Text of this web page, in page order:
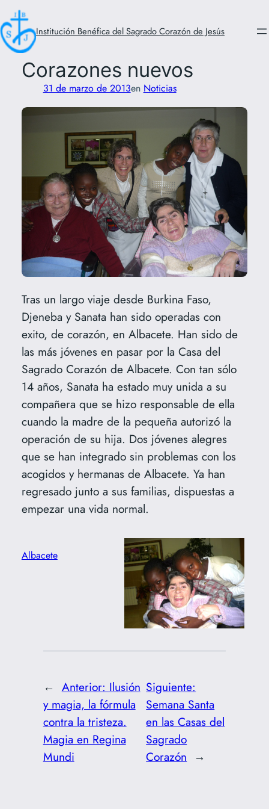
Saltar
al
contenido
Institución Benéfica del Sagrado Corazón de Jesús
Corazones nuevos
31 de marzo de 2013en Noticias
Tras un largo viaje desde Burkina Faso,
Djeneba y Sanata han sido operadas con
exito, de corazón, en Albacete. Han sido de
las más jóvenes en pasar por la Casa del
Sagrado Corazón de Albacete. Con tan sólo
14 años, Sanata ha estado muy unida a su
compañera que se hizo responsable de ella
cuando la madre de la pequeña autorizó la
operación de su hija. Dos jóvenes alegres
que se han integrado sin problemas con los
acogidos y hermanas de Albacete. Ya han
regresado junto a sus familias, dispuestas a
empezar una vida normal.
Albacete
← Anterior: Ilusión
y magia, la fórmula
contra la tristeza.
Magia en Regina
Mundi
Siguiente:
Semana Santa
en las Casas del
Sagrado
Corazón →